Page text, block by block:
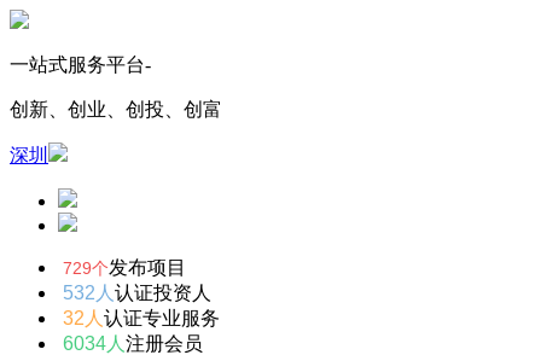
一站式服务平台-
创新、创业、创投、创富
深圳
729个发布项目
532人 认证投资人
32人 认证专业服务
6034人 注册会员